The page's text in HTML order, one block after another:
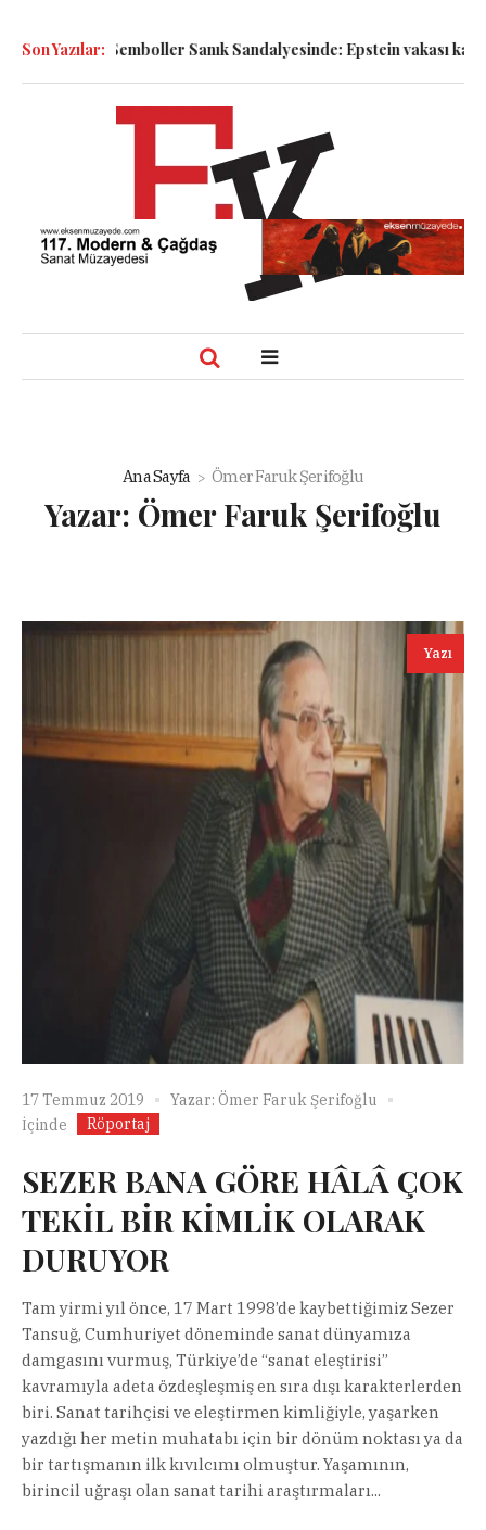
Son Yazılar:Semboller Sanık Sandalyesinde: Epstein vakası kadim
Ana Sayfa Ömer Faruk Şerifoğlu
Yazar: Ömer Faruk Şerifoğlu
Yazı
17 Temmuz 2019 Yazar: Ömer Faruk Şerifoğlu
İçinde
Röportaj
SEZER BANA GÖRE HÂLÂ ÇOK
TEKİL BİR KİMLİK OLARAK
DURUYOR
Tam yirmi yıl önce, 17 Mart 1998’de kaybettiğimiz Sezer
Tansuğ, Cumhuriyet döneminde sanat dünyamıza
damgasını vurmuş, Türkiye’de “sanat eleştirisi”
kavramıyla adeta özdeşleşmiş en sıra dışı karakterlerden
biri. Sanat tarihçisi ve eleştirmen kimliğiyle, yaşarken
yazdığı her metin muhatabı için bir dönüm noktası ya da
bir tartışmanın ilk kıvılcımı olmuştur. Yaşamının,
birincil uğraşı olan sanat tarihi araştırmaları...